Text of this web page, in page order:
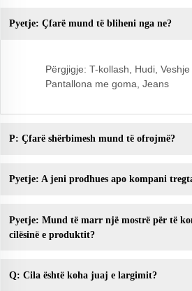
Pyetje: Çfarë mund të bliheni nga ne?
Përgjigje: T-kollash, Hudi, Veshje
Pantallona me goma, Jeans
P: Çfarë shërbimesh mund të ofrojmë?
Pyetje: A jeni prodhues apo kompani
Pyetje: Mund të marr një mostrë për të
cilësinë e produktit?
Q: Cila është koha juaj e largimit?